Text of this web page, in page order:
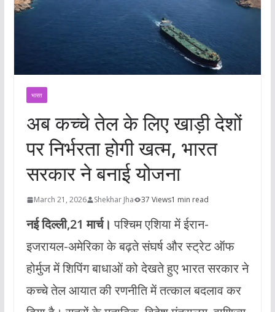
भारत
अब कच्चे तेल के लिए खाड़ी देशों
पर निर्भरता होगी खत्म, भारत
सरकार ने बनाई योजना
March 21, 2026 Shekhar Jha 37 Views1 min read
नई दिल्ली,21 मार्च।पश्चिम एशिया में ईरान-
इजरायल-अमेरिका के बढ़ते संघर्ष और स्ट्रेट ऑफ
होर्मुज में शिपिंग बाधाओं को देखते हुए भारत सरकार ने
कच्चे तेल आयात की रणनीति में तत्काल बदलाव कर